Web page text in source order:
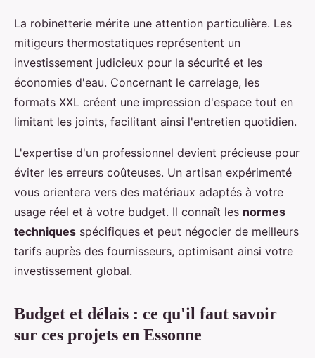
La robinetterie mérite une attention particulière. Les
mitigeurs thermostatiques représentent un
investissement judicieux pour la sécurité et les
économies d'eau. Concernant le carrelage, les
formats XXL créent une impression d'espace tout en
limitant les joints, facilitant ainsi l'entretien quotidien.
L'expertise d'un professionnel devient précieuse pour
éviter les erreurs coûteuses. Un artisan expérimenté
vous orientera vers des matériaux adaptés à votre
usage réel et à votre budget. Il connaît les normes
techniques spécifiques et peut négocier de meilleurs
tarifs auprès des fournisseurs, optimisant ainsi votre
investissement global.
Budget et délais : ce qu'il faut savoir
sur ces projets en Essonne